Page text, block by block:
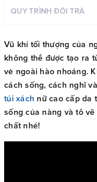
QUY TRÌNH ĐỔI TRẢ
Vũ khí tối thượng của
không thể được tạo ra
vẻ ngoài hào nhoáng.
cách sống, cách nghĩ
túi xách nữ cao cấp da
sống của nàng và tô
chất nhé!